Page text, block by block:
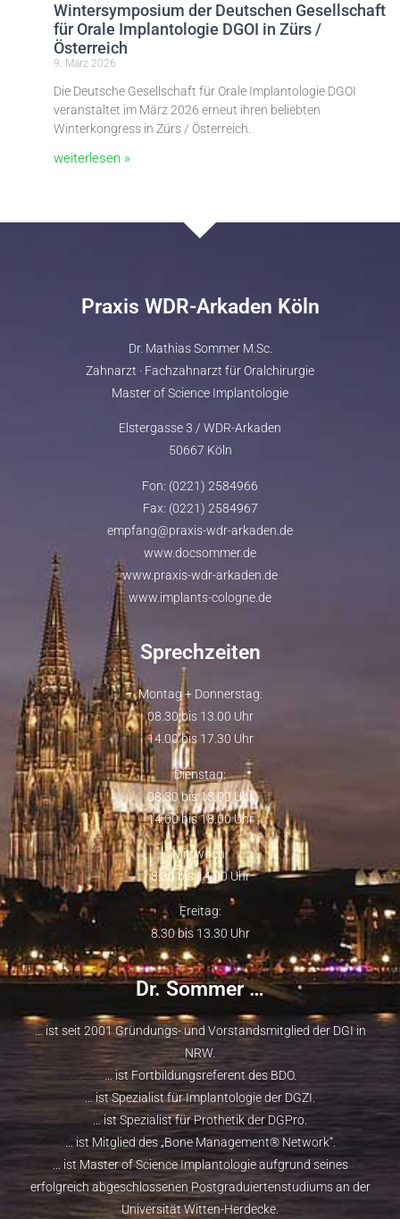
Wintersymposium der Deutschen Gesellschaft
für Orale Implantologie DGOI in Zürs /
Österreich
9. März 2026
Die Deutsche Gesellschaft für Orale Implantologie DGOI
veranstaltet im März 2026 erneut ihren beliebten
Winterkongress in Zürs / Österreich.
weiterlesen »
Praxis WDR-Arkaden Köln
Dr. Mathias Sommer M.Sc.
Zahnarzt · Fachzahnarzt für Oralchirurgie
Master of Science Implantologie
Elstergasse 3 / WDR-Arkaden
50667 Köln
Fon: (0221) 2584966
Fax: (0221) 2584967
empfang@praxis-wdr-arkaden.de
www.docsommer.de
www.praxis-wdr-arkaden.de
www.implants-cologne.de
Sprechzeiten
Montag + Donnerstag:
08.30 bis 13.00 Uhr
14.00 bis 17.30 Uhr
Dienstag:
08.30 bis 13.00 Uhr
14.00 bis 18.00 Uhr
Mittwoch:
8.30 bis 14.00 Uhr
Freitag:
8.30 bis 13.30 Uhr
Dr. Sommer …
… ist seit 2001 Gründungs- und Vorstandsmitglied der DGIin
NRW.
… ist Fortbildungsreferent des BDO.
… ist Spezialist für Implantologie der DGZI
… ist Spezialist für Prothetik derDGPro
… ist Mitglied des „Bone Management® Network“.
… ist Master of Science Implantologieaufgrund seines
erfolgreich abgeschlossenen Postgraduiertenstudiums an der
Universität Witten-Herdecke.